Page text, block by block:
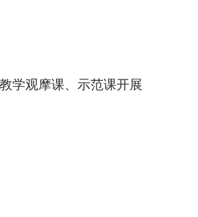
学观摩课、示范课开展